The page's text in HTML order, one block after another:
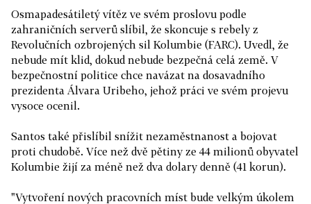
Osmapadesátiletý vítěz ve svém proslovu podle
zahraničních serverů slíbil, že skoncuje s rebely z
Revolučních ozbrojených sil Kolumbie (FARC). Uvedl, že
nebude mít klid, dokud nebude bezpečná celá země. V
bezpečnostní politice chce navázat na dosavadního
prezidenta Álvara Uribeho, jehož práci ve svém projevu
vysoce ocenil.
Santos také přislíbil snížit nezaměstnanost a bojovat
proti chudobě. Více než dvě pětiny ze 44 milionů obyvatel
Kolumbie žijí za méně než dva dolary denně (41 korun).
"Vytvoření nových pracovních míst bude velkým úkolem